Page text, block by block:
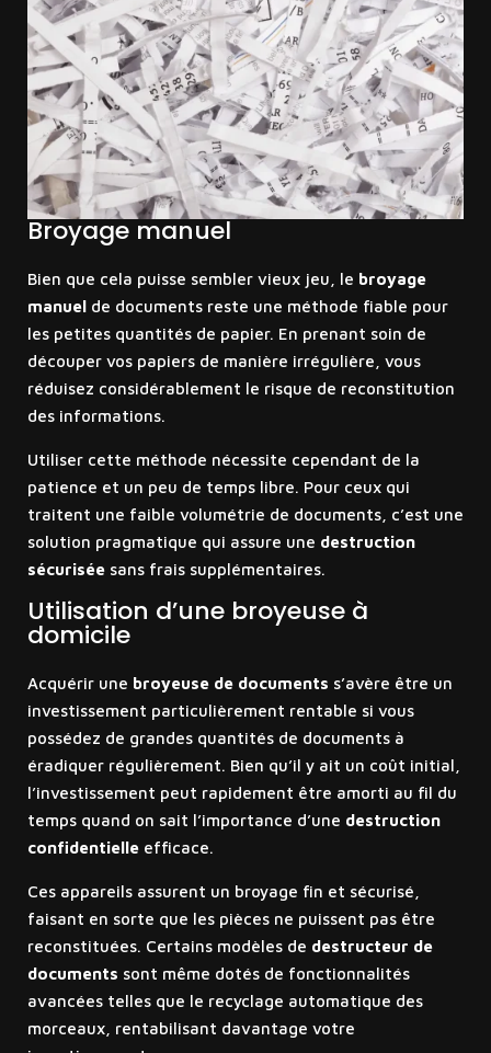
Broyage manuel
Bien que cela puisse sembler vieux jeu, le broyage
manuelde documents reste une méthode fiable pour
les petites quantités de papier. En prenant soin de
découper vos papiers de manière irrégulière, vous
réduisez considérablement le risque de reconstitution
des informations.
Utiliser cette méthode nécessite cependant de la
patience et un peu de temps libre. Pour ceux qui
traitent une faible volumétrie de documents, c’est une
solution pragmatique qui assure une destruction
sécuriséesans frais supplémentaires.
Utilisation d’une broyeuse à
domicile
Acquérir une broyeuse de documents s’avère être un
investissement particulièrement rentable si vous
possédez de grandes quantités de documents à
éradiquer régulièrement. Bien qu’il y ait un coût initial,
l’investissement peut rapidement être amorti au fil du
temps quand on sait l’importance d’une destruction
confidentielleefficace.
Ces appareils assurent un broyage fin et sécurisé,
faisant en sorte que les pièces ne puissent pas être
reconstituées. Certains modèles de destructeur de
documents sont même dotés de fonctionnalités
avancées telles que le recyclage automatique des
morceaux, rentabilisant davantage votre